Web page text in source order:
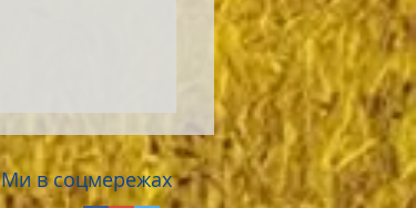
Ми в соцмережах